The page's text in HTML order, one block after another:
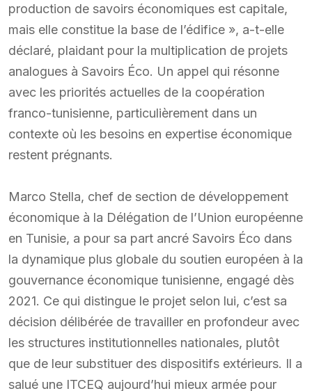
production de savoirs économiques est capitale,
mais elle constitue la base de l’édifice », a-t-elle
déclaré, plaidant pour la multiplication de projets
analogues à Savoirs Éco. Un appel qui résonne
avec les priorités actuelles de la coopération
franco-tunisienne, particulièrement dans un
contexte où les besoins en expertise économique
restent prégnants.
Marco Stella, chef de section de développement
économique à la Délégation de l’Union européenne
en Tunisie, a pour sa part ancré Savoirs Éco dans
la dynamique plus globale du soutien européen à la
gouvernance économique tunisienne, engagé dès
2021. Ce qui distingue le projet selon lui, c’est sa
décision délibérée de travailler en profondeur avec
les structures institutionnelles nationales, plutôt
que de leur substituer des dispositifs extérieurs. Il a
salué une ITCEQ aujourd’hui mieux armée pour